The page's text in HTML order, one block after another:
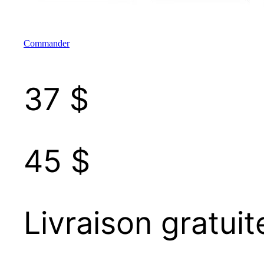
Commander
37 $
45 $
Livraison